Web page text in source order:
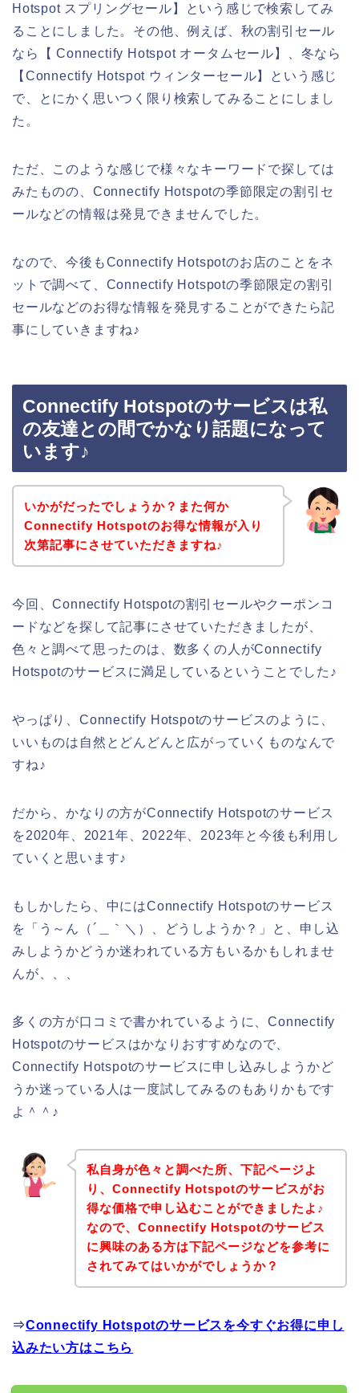
Hotspot スプリングセール】という感じで検索してみ
ることにしました。その他、例えば、秋の割引セール
なら【 Connectify Hotspot オータムセール】、冬なら
【Connectify Hotspot ウィンターセール】という感じ
で、とにかく思いつく限り検索してみることにしまし
た。
ただ、このような感じで様々なキーワードで探しては
みたものの、Connectify Hotspotの季節限定の割引セ
ールなどの情報は発見できませんでした。
なので、今後もConnectify Hotspotのお店のことをネ
ットで調べて、Connectify Hotspotの季節限定の割引
セールなどのお得な情報を発見することができたら記
事にしていきますね♪
Connectify Hotspotのサービスは私
の友達との間でかなり話題になって
います♪
いかがだったでしょうか？また何か
Connectify Hotspotのお得な情報が入り
次第記事にさせていただきますね♪
今回、Connectify Hotspotの割引セールやクーポンコ
ードなどを探して記事にさせていただきましたが、
色々と調べて思ったのは、数多くの人がConnectify
Hotspotのサービスに満足しているということでした♪
やっぱり、Connectify Hotspotのサービスのように、
いいものは自然とどんどんと広がっていくものなんで
すね♪
だから、かなりの方がConnectify Hotspotのサービス
を2020年、2021年、2022年、2023年と今後も利用し
ていくと思います♪
もしかしたら、中にはConnectify Hotspotのサービス
を「う～ん（´＿｀＼）、どうしようか？」と、申し込
みしようかどうか迷われている方もいるかもしれませ
んが、、、
多くの方が口コミで書かれているように、Connectify
Hotspotのサービスはかなりおすすめなので、
Connectify Hotspotのサービスに申し込みしようかど
うか迷っている人は一度試してみるのもありかもです
よ＾＾♪
私自身が色々と調べた所、下記ページよ
り、Connectify Hotspotのサービスがお
得な価格で申し込むことができましたよ♪
なので、Connectify Hotspotのサービス
に興味のある方は下記ページなどを参考に
されてみてはいかがでしょうか？
⇒Connectify Hotspotのサービスを今すぐお得に申し
込みたい方はこちら